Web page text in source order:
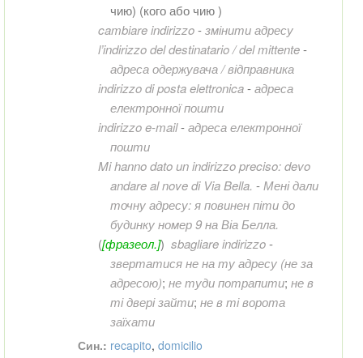
чию) (кого або чию )
cambiare indirizzo-змінити адресу
l’indirizzo del destinatario / del mittente-
адреса одержувача / відправника
indirizzo di posta elettronica-адреса
електронної пошти
indirizzo e-mail-адреса електронної
пошти
Mi hanno dato un indirizzo preciso: devo
andare al nove di Via Bella. -Мені дали
точну адресу: я повинен піти до
будинку номер 9 на Віа Белла.
([фразеол.]) sbagliare indirizzo-
звертатися не на ту адресу (не за
адресою); не туди потрапити; не в
ті двері зайти; не в ті ворота
заїхати
Син.: recapito, domicilio